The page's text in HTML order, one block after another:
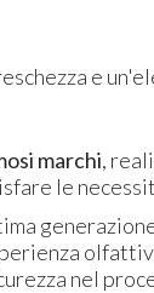
e
marchi,
le
nel